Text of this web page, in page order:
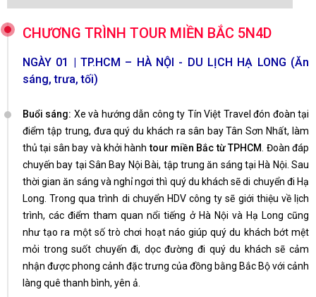
CHƯƠNG TRÌNH TOUR MIỀN BẮC 5N4D
NGÀY 01 | TP.HCM – HÀ NỘI - DU LỊCH HẠ LONG (Ăn
sáng, trưa, tối)
Buổi sáng: Xe và hướng dẫn công ty Tín Việt Travel đón đoàn tại
điểm tập trung, đưa quý du khách ra sân bay Tân Sơn Nhất, làm
thủ tại sân bay và khởi hànhtour miền Bắc từ TPHCM. Đoàn đáp
chuyến bay tại Sân Bay Nội Bài, tập trung ăn sáng tại Hà Nội. Sau
thời gian ăn sáng và nghỉ ngơi thì quý du khách sẽ di chuyển đi Hạ
Long. Trong qua trình di chuyển HDV công ty sẽ giới thiệu về lịch
trình, các điểm tham quan nổi tiếng ở Hà Nội và Hạ Long cũng
như tạo ra một số trò chơi hoạt náo giúp quý du khách bớt mệt
mỏi trong suốt chuyến đi, dọc đường đi quý du khách sẽ cảm
nhận được phong cảnh đặc trưng của đồng bằng Bắc Bộ với cảnh
làng quê thanh bình, yên ả.